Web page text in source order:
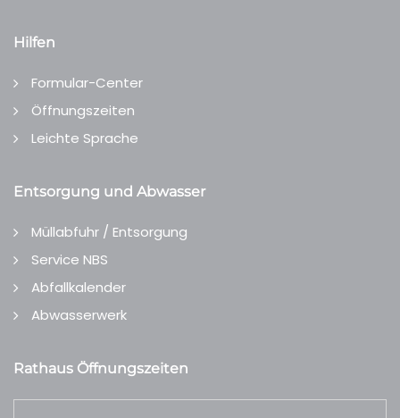
Hilfen
Formular-Center
Öffnungszeiten
Leichte Sprache
Entsorgung und Abwasser
Müllabfuhr / Entsorgung
Service NBS
Abfallkalender
Abwasserwerk
Rathaus Öffnungszeiten